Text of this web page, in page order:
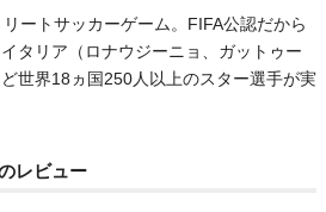
ートサッカーゲーム。FIFA公認だから
タリア（ロナウジーニョ、ガットゥー
世界18ヵ国250人以上のスター選手が実
レビュー